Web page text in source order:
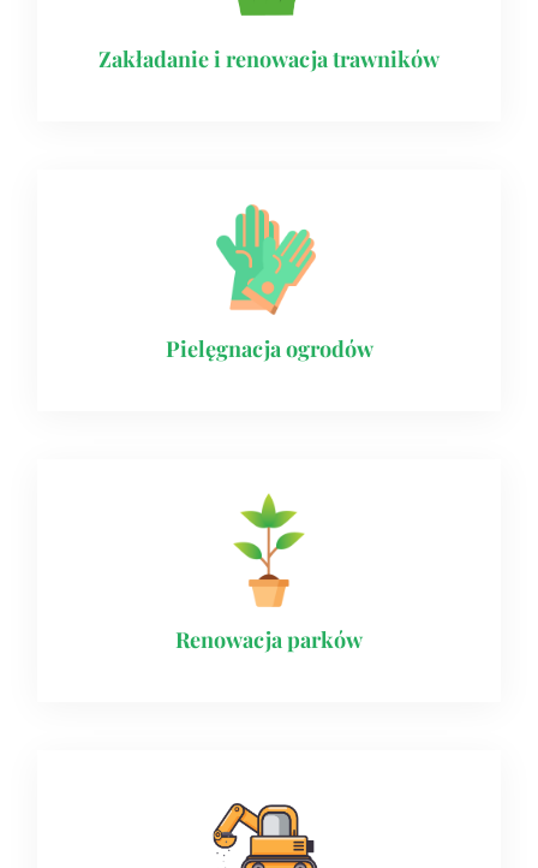
Zakładanie i renowacja trawników
Pielęgnacja ogrodów
Renowacja parków